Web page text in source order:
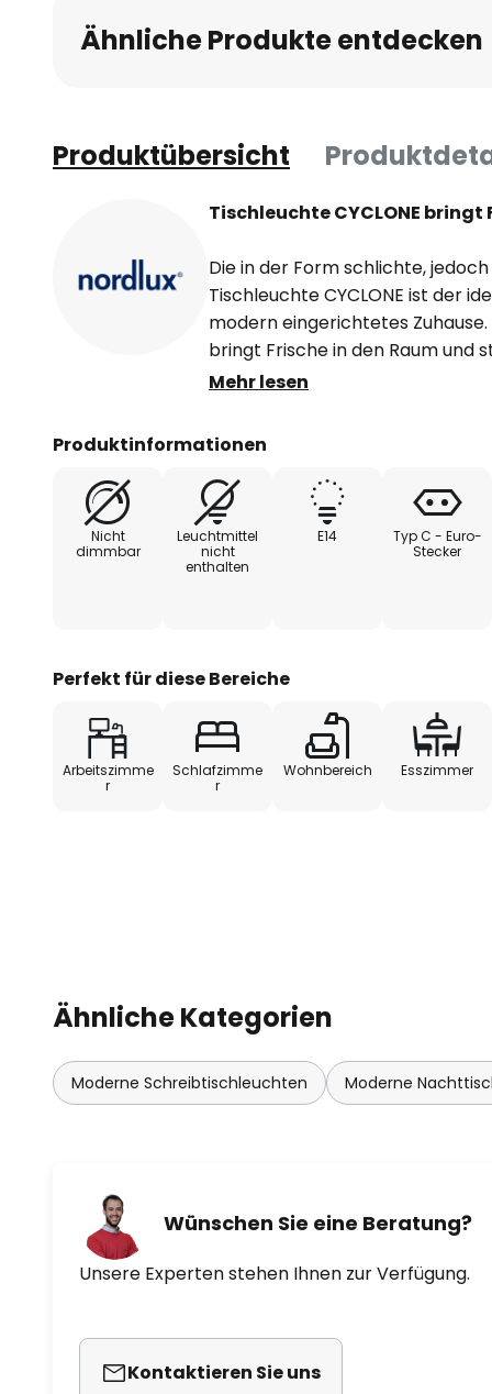
Ähnliche Produkte entdecken
Produktübersicht
Tischleuchte CYCLONE
Die in der Form schlichte,
Tischleuchte CYCLONE ist der
modern eingerichtetes
bringt Frische in den Raum und
stimmige Zusatzbeleuchtung
175 cm. Das Kabel ist mit einem
Mehr lesen
Produktinformationen
Nicht
dimmbar
Leuchtmittel
nicht
enthalten
E14
Typ C - Euro-
Stecker
Perfekt für diese Bereiche
Arbeitszimme
r
Schlafzimme
r
Wohnbereich Esszimmer
Ähnliche Kategorien
Moderne Schreibtischleuchten Moderne
Wünschen Sie eine Beratung?
Unsere Experten stehen Ihnen zur Verfügung.
Kontaktieren Sie uns